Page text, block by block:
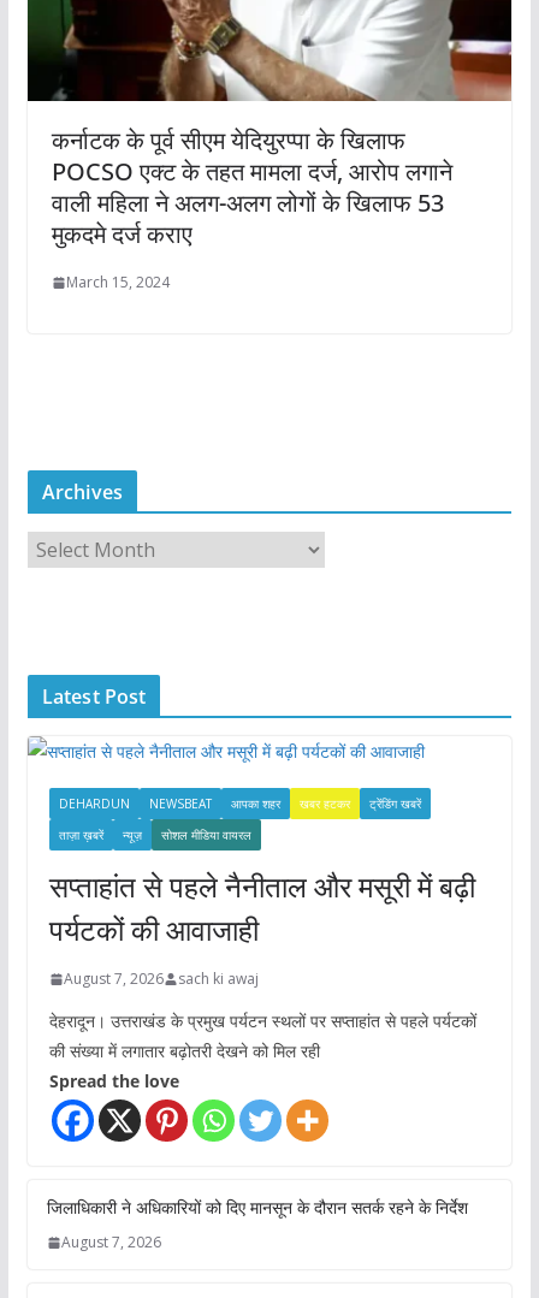
कर्नाटक के पूर्व सीएम येदियुरप्पा के खिलाफ
POCSO एक्ट के तहत मामला दर्ज, आरोप लगाने
वाली महिला ने अलग-अलग लोगों के खिलाफ 53
मुकदमे दर्ज कराए
March 15, 2024
Archives
r
e
s
Latest Post
DEHARDUN NEWSBEAT आपका शहर खबर हटकर
ट्रेंडिंग खबरें
ताज़ा ख़बरें
न्यूज़ सोशल मीडिया वायरल
सप्ताहांत से पहले नैनीताल और मसूरी में बढ़ी
पर्यटकों की आवाजाही
August 7, 2026 sach ki awaj
देहरादून। उत्तराखंड के प्रमुख पर्यटन स्थलों पर सप्ताहांत से पहले पर्यटकों
की संख्या में लगातार बढ़ोतरी देखने को मिल रही
Spread the love
जिलाधिकारी ने अधिकारियों को दिए मानसून के दौरान सतर्क रहने के निर्देश
August 7, 2026